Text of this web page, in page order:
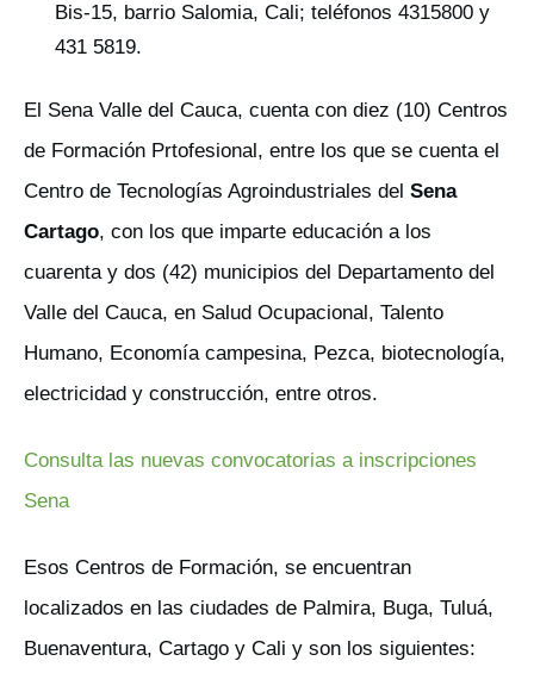
Bis-15, barrio Salomia, Cali; teléfonos​ 4315800 y
431 5819.
El Sena Valle del Cauca, cuenta con diez (10) Centros
de Formación Prtofesional, entre los que se cuenta el
Centro de Tecnologías Agroindustriales del Sena
Cartago, con los que imparte educación a los
cuarenta y dos (42) municipios del Departamento del
Valle del Cauca, en Salud Ocupacional, Talento
Humano, Economía campesina, Pezca, biotecnología,
electricidad y construcción, entre otros.
Consulta las nuevas convocatorias a inscripciones
Sena
Esos Centros de Formación, se encuentran
localizados en las ciudades de Palmira, Buga, Tuluá,
Buenaventura, Cartago y Cali y son los siguientes: